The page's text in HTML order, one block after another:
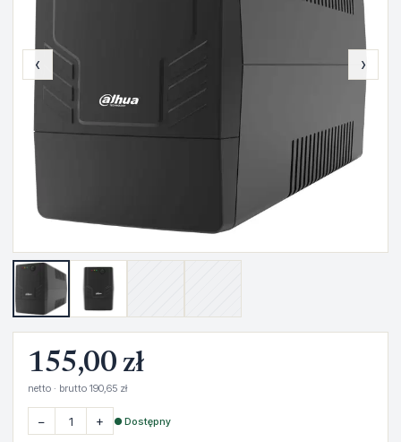
‹ ›
155,00 zł
netto · brutto 190,65 zł
− + ● Dostępny